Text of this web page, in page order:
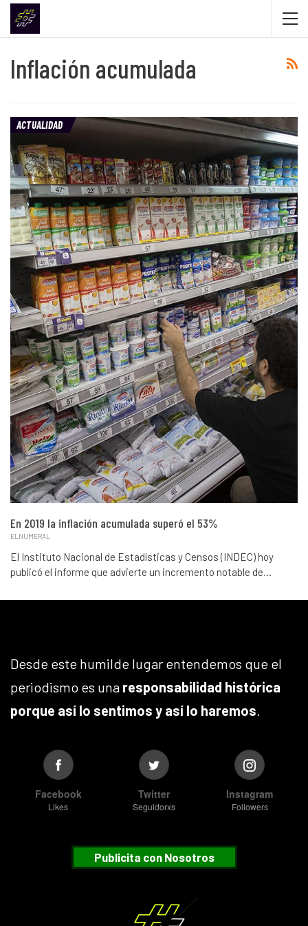
Inflación acumulada
ACTUALIDAD
En 2019 la inflación acumulada superó el 53%
ELNUMERAL
El Instituto Nacional de Estadísticas y Censos (INDEC) hoy
publicó el informe que advierte un incremento notable de…
Desde este humilde lugar entendemos que el
periodismo es una responsabilidad histórica
porque así lo sentimos y así lo haremos.
Facebook
Likes
Twitter
Seguidorxs
Instagram
Followers
Publicita con Nosotros